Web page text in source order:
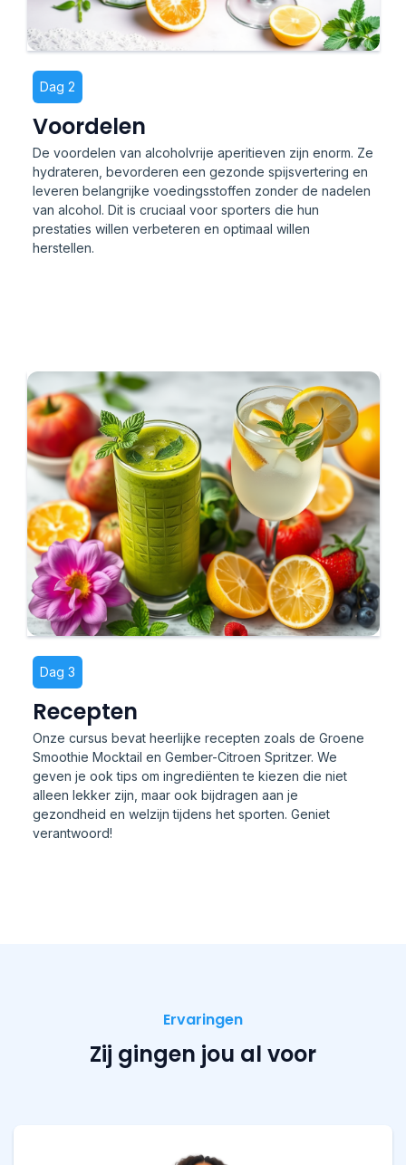
Dag 2
Voordelen
De voordelen van alcoholvrije aperitieven zijn enorm. Ze
hydrateren, bevorderen een gezonde spijsvertering en
leveren belangrijke voedingsstoffen zonder de nadelen
van alcohol. Dit is cruciaal voor sporters die hun
prestaties willen verbeteren en optimaal willen
herstellen.
Dag 3
Recepten
Onze cursus bevat heerlijke recepten zoals de Groene
Smoothie Mocktail en Gember-Citroen Spritzer. We
geven je ook tips om ingrediënten te kiezen die niet
alleen lekker zijn, maar ook bijdragen aan je
gezondheid en welzijn tijdens het sporten. Geniet
verantwoord!
Ervaringen
Zij gingen jou al voor